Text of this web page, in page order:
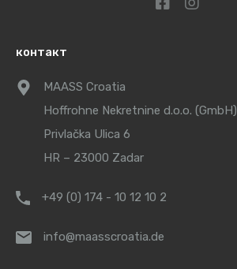
контакт
MAASS Croatia
Hoffrohne Nekretnine d.o.o. (GmbH)
Privlačka Ulica 6
HR – 23000 Zadar
+49 (0) 174 - 10 12 10 2
info@maasscroatia.de